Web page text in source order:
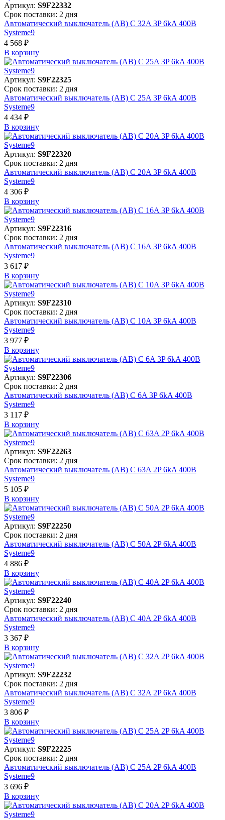
Артикул: S9F22332
Срок поставки: 2 дня
Автоматический выключатель (АВ) C 32A 3P 6kA 400В
Systeme9
4 568 ₽
В корзинy
Артикул: S9F22325
Срок поставки: 2 дня
Автоматический выключатель (АВ) C 25A 3P 6kA 400В
Systeme9
4 434 ₽
В корзинy
Артикул: S9F22320
Срок поставки: 2 дня
Автоматический выключатель (АВ) C 20A 3P 6kA 400В
Systeme9
4 306 ₽
В корзинy
Артикул: S9F22316
Срок поставки: 2 дня
Автоматический выключатель (АВ) C 16A 3P 6kA 400В
Systeme9
3 617 ₽
В корзинy
Артикул: S9F22310
Срок поставки: 2 дня
Автоматический выключатель (АВ) C 10A 3P 6kA 400В
Systeme9
3 977 ₽
В корзинy
Артикул: S9F22306
Срок поставки: 2 дня
Автоматический выключатель (АВ) C 6A 3P 6kA 400В
Systeme9
3 117 ₽
В корзинy
Артикул: S9F22263
Срок поставки: 2 дня
Автоматический выключатель (АВ) C 63A 2P 6kA 400В
Systeme9
5 105 ₽
В корзинy
Артикул: S9F22250
Срок поставки: 2 дня
Автоматический выключатель (АВ) C 50A 2P 6kA 400В
Systeme9
4 886 ₽
В корзинy
Артикул: S9F22240
Срок поставки: 2 дня
Автоматический выключатель (АВ) C 40A 2P 6kA 400В
Systeme9
3 367 ₽
В корзинy
Артикул: S9F22232
Срок поставки: 2 дня
Автоматический выключатель (АВ) C 32A 2P 6kA 400В
Systeme9
3 806 ₽
В корзинy
Артикул: S9F22225
Срок поставки: 2 дня
Автоматический выключатель (АВ) C 25A 2P 6kA 400В
Systeme9
3 696 ₽
В корзинy